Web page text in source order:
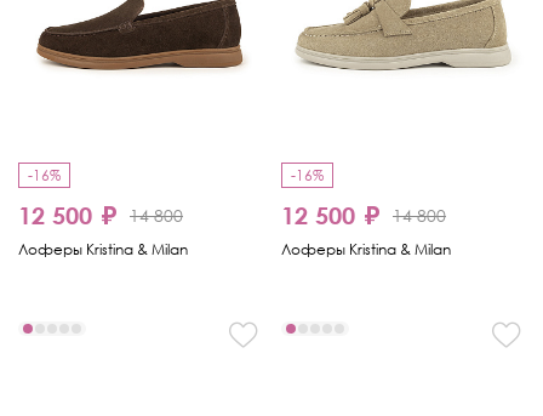
-16%
12 500 ₽ 14 800
Лоферы Kristina & Milan
-16%
12 500 ₽ 14 800
Лоферы Kristina & Milan